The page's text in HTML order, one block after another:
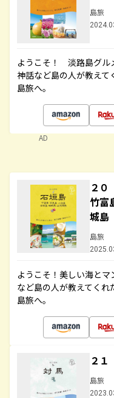
島旅
ようこそ！ 淡路島グル
神話など島の人が教え
島旅へ。
AD
２
竹
城
島旅
ようこそ！美しい海と
など島の人が教えてくれ
島旅へ。
２
島旅